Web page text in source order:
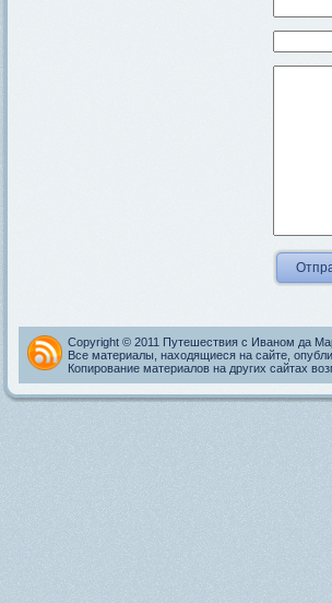
Copyright © 2011 Путешествия с Иваном да
Все материалы, находящиеся на сайте,
Копирование материалов на других сайтах